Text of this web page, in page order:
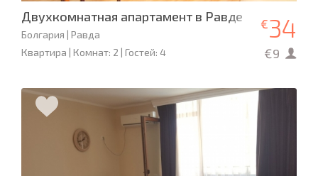
Двухкомнатная апартамент в Равде
Болгария | Равда
Квартира | Комнат: 2 | Гостей: 4
€34
€9